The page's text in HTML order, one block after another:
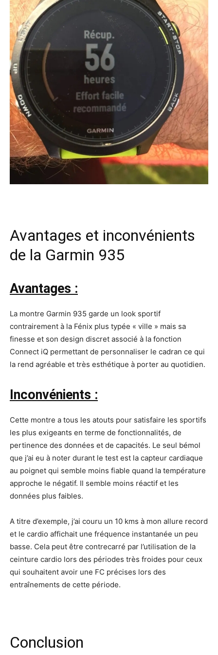
Avantages et inconvénients
de la Garmin 935
Avantages :
La montre Garmin 935 garde un look sportif
contrairement à la Fénix plus typée « ville » mais sa
finesse et son design discret associé à la fonction
Connect iQ permettant de personnaliser le cadran ce qui
la rend agréable et très esthétique à porter au quotidien.
Inconvénients :
Cette montre a tous les atouts pour satisfaire les sportifs
les plus exigeants en terme de fonctionnalités, de
pertinence des données et de capacités. Le seul bémol
que j’ai eu à noter durant le test est la capteur cardiaque
au poignet qui semble moins fiable quand la température
approche le négatif. Il semble moins réactif et les
données plus faibles.
A titre d’exemple, j’ai couru un 10 kms à mon allure record
et le cardio affichait une fréquence instantanée un peu
basse. Cela peut être contrecarré par l’utilisation de la
ceinture cardio lors des périodes très froides pour ceux
qui souhaitent avoir une FC précises lors des
entraînements de cette période.
Conclusion